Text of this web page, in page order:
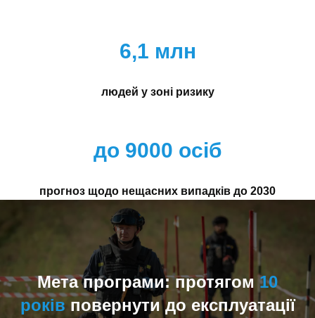
6,1 млн
людей у зоні ризику
до 9000 осіб
прогноз щодо нещасних випадків до 2030
Мета програми: протягом 10
роківповернути до експлуатації